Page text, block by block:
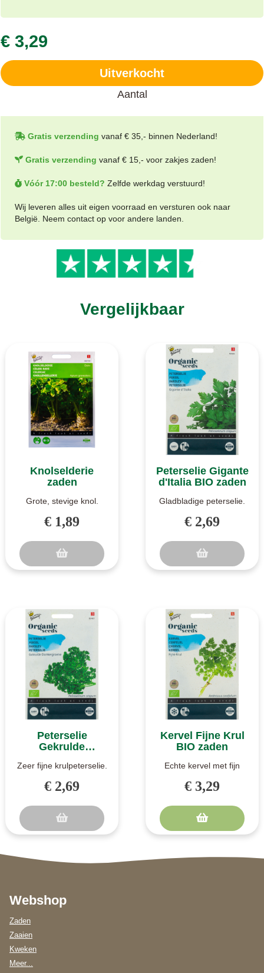
€ 3,29
Uitverkocht
Aantal
Gratis verzending vanaf € 35,- binnen Nederland!
Gratis verzending vanaf € 15,- voor zakjes zaden!
Vóór 17:00 besteld? Zelfde werkdag verstuurd!
Wij leveren alles uit eigen voorraad en versturen ook naar
België. Neem contact op voor andere landen.
Vergelijkbaar
Knolselderie
zaden
Grote, stevige knol.
die net boven de grond
€ 1,89
Peterselie Gigante
d'Italia BIO zaden
Gladbladige peterselie.
Gigante d'Italia is een
€ 2,69
Peterselie
Gekrulde
zaden
Zeer fijne krulpeterselie.
peterselie is een zeer fij..
€ 2,69
Kervel Fijne Krul
BIO zaden
Echte kervel met fijn
kervel, het meest
€ 3,29
Webshop
Zaden
Zaaien
Kweken
Meer...